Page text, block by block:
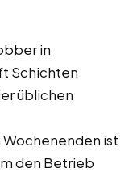
in
Schichten
üblichen
Wochenenden ist
den Betrieb